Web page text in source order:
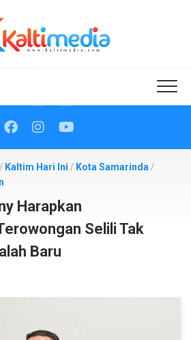
/ Kaltim Hari Ini / Kota Samarinda /
Harapkan
Selili Tak
Baru